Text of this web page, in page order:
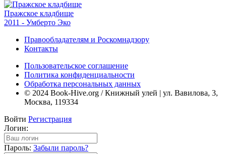
Пражское кладбище
2011 - Умберто Эко
Правообладателям и Роскомнадзору
Контакты
Пользовательское соглашение
Политика конфиденциальности
Обработка персональных данных
© 2024 Book-Hive.org / Книжный улей | ул. Вавилова, 3,
Москва, 119334
Войти Регистрация
Логин:
Пароль: Забыли пароль?